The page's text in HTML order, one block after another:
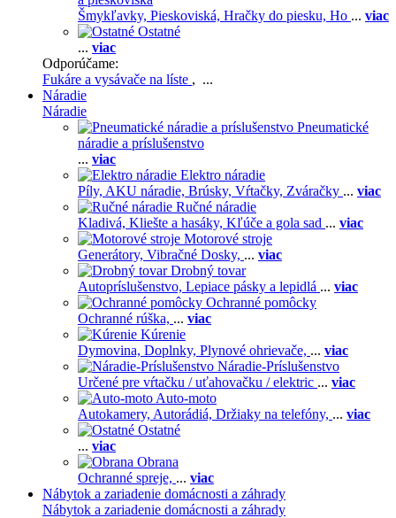
Šmykľavky, Pieskoviská, Hračky do piesku, Ho ... viac
Ostatné
... viac
Odporúčame:
Fukáre a vysávače na líste , ...
Náradie
Náradie
Pneumatické
náradie a príslušenstvo
... viac
Elektro náradie
Píly, AKU náradie, Brúsky, Vŕtačky, Zváračky ... viac
Ručné náradie
Kladivá, Kliešte a hasáky, Kľúče a gola sad ... viac
Motorové stroje
Generátory, Vibračné Dosky, ... viac
Drobný tovar
Autopríslušenstvo, Lepiace pásky a lepidlá ... viac
Ochranné pomôcky
Ochranné rúška, ... viac
Kúrenie
Dymovina, Doplnky, Plynové ohrievače, ... viac
Náradie-Príslušenstvo
Určené pre vŕtačku / uťahovačku / elektric ... viac
Auto-moto
Autokamery, Autorádiá, Držiaky na telefóny, ... viac
Ostatné
... viac
Obrana
Ochranné spreje, ... viac
Nábytok a zariadenie domácnosti a záhrady
Nábytok a zariadenie domácnosti a záhrady